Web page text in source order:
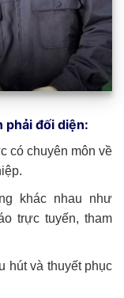
phải đối diện:
có chuyên môn về
khác nhau như
trực tuyến, tham
hút và thuyết phục